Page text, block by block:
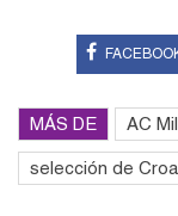
MÁS DE AC
selección de